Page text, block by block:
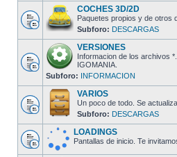
COCHES 3D/2D
Paquetes propios y de otros
Subforo: DESCARGAS
VERSIONES
Informacion de los archivos
IGOMANIA.
Subforo: INFORMACION
VARIOS
Un poco de todo. Se
Subforo: DESCARGAS
LOADINGS
Pantallas de inicio. Te